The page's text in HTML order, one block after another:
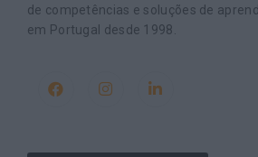
de competências e soluções de
em Portugal desde 1998.